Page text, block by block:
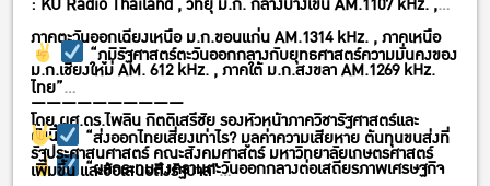
ภาคตะวันออกเฉียงเหนือ ม.ก.ขอนแก่น AM.1314 kHz. , ภาคเหนือ
ม.ก.เชียงใหม่ AM. 612 kHz. , ภาคใต้ ม.ก.สงขลา AM.1269 kHz.
——————————
ดังนี้
“ผลกระทบสงครามตะวันออกกลางต่อเสถียรภาพเศรษฐกิจ
“ภูมิรัฐศาสตร์ตะวันออกกลางกับยุทธศาสตร์ความมั่นคงของ
ไทย”
โดย ผศ.ดร.ไพลิน กิตติเสรีชัย รองหัวหน้าภาควิชารัฐศาสตร์และ
รัฐประศาสนศาสตร์ คณะสังคมศาสตร์ มหาวิทยาลัยเกษตรศาสตร์
“ส่งออกไทยเสี่ยงเท่าไร? มูลค่าความเสียหาย ต้นทุนขนส่งที่
เพิ่มขึ้น และข้อเสนอถึงรัฐบาล”